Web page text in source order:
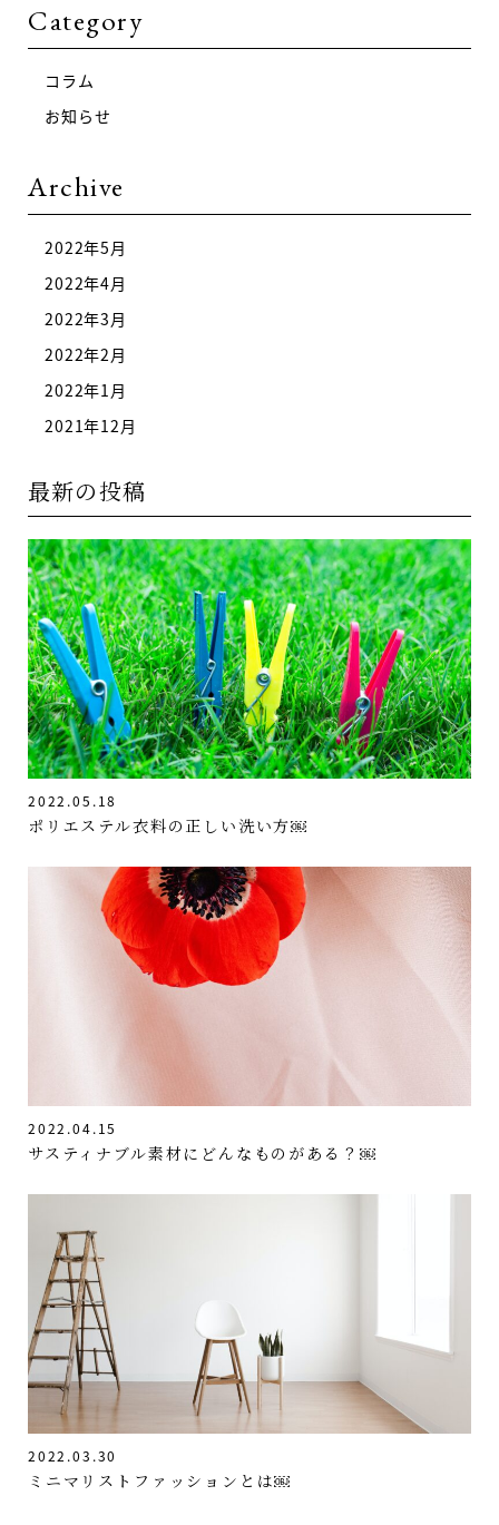
Category
コラム
お知らせ
Archive
2022年5月
2022年4月
2022年3月
2022年2月
2022年1月
2021年12月
最新の投稿
2022.05.18
ポリエステル衣料の正しい洗い方￼
2022.04.15
サスティナブル素材にどんなものがある？￼
2022.03.30
ミニマリストファッションとは￼